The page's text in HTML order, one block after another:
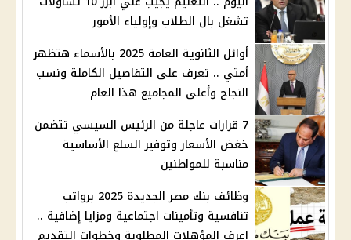
تشغل بال الطلاب وإولياء الأمور
أوائل الثانوية العامة 2025 بالأسماء هتظهر
أمتي .. تعرف على التفاصيل الكاملة ونسب
النجاح وأعلى المجاميع هذا العام
7 قرارات عاجلة من الرئيس السيسي تتضمن
خغض الأسعار وتوفير السلع الأساسية
مناسبة للمواطنين
وظائف بنك مصر الجديدة 2025 برواتب
تنافسية وتأمينات اجتماعية ومزايا إضافية ..